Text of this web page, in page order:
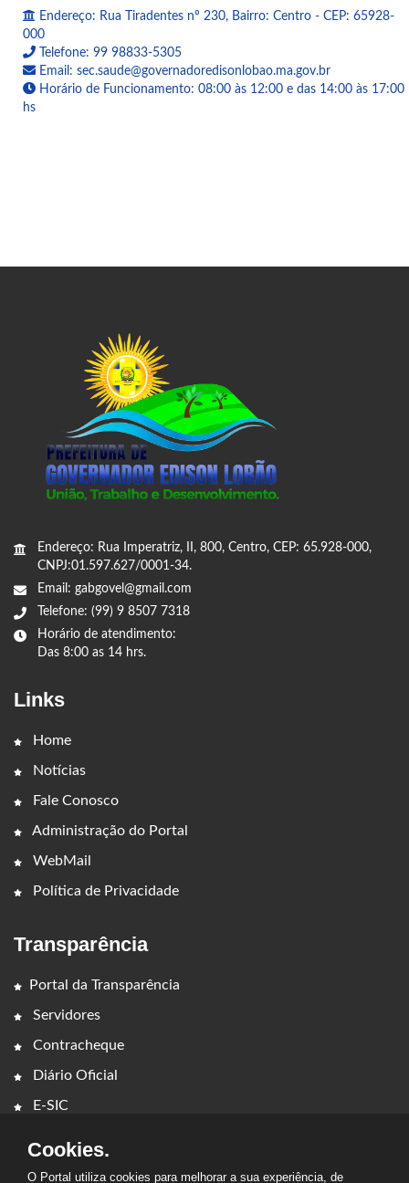
Endereço: Rua Tiradentes nº 230, Bairro: Centro - CEP: 65928-
000
Telefone: 99 98833-5305
Email: sec.saude@governadoredisonlobao.ma.gov.br
Horário de Funcionamento: 08:00 às 12:00 e das 14:00 às 17:00
hs
Endereço: Rua Imperatriz, II, 800, Centro, CEP: 65.928-000,
CNPJ:01.597.627/0001-34.
Email: gabgovel@gmail.com
Telefone: (99) 9 8507 7318
Horário de atendimento:
Das 8:00 as 14 hrs.
Links
Home
Notícias
Fale Conosco
Administração do Portal
WebMail
Política de Privacidade
Transparência
Portal da Transparência
Servidores
Contracheque
Diário Oficial
E-SIC
Cookies.
O Portal utiliza cookies para melhorar a sua experiência, de